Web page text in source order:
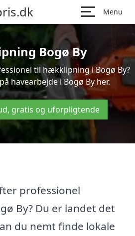
Menu
Bogø By
til hækklipning i Bogø By?
havearbejde i Bogø By her.
gratis og uforpligtende
professionel
By? Du er landet det
du nemt finde lokale